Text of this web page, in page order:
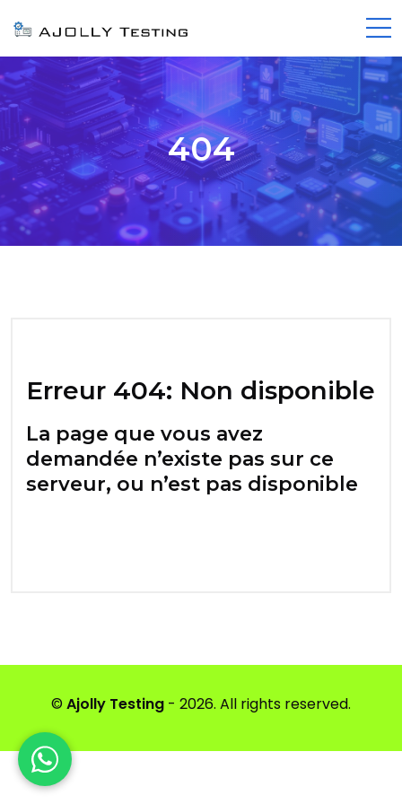
404
Erreur 404: Non disponible
La page que vous avez
demandée n’existe pas sur ce
serveur, ou n’est pas disponible
© Ajolly Testing - 2026. All rights reserved.